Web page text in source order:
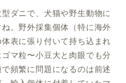
ダニで、犬猫や野生動物に
。野外採集個体（特に海外
表に張り付いて持ち込まれ
マ粒〜小豆大と肉眼でも分
頻繁に問題になるのは前述